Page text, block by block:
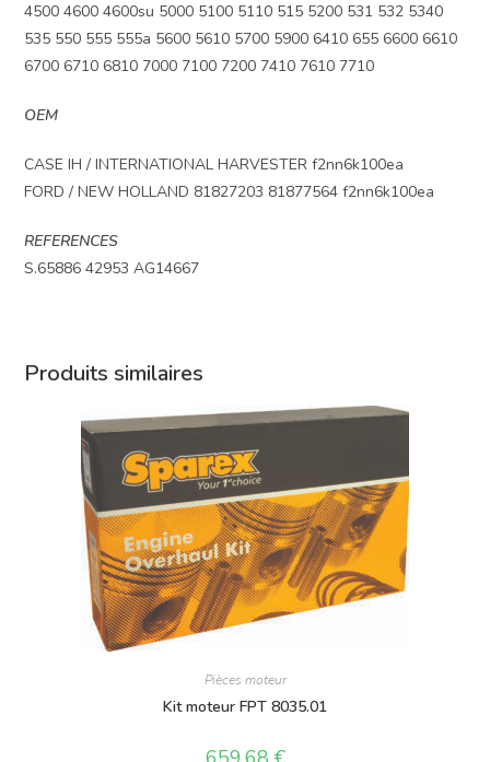
4500 4600 4600su 5000 5100 5110 515 5200 531 532 5340
535 550 555 555a 5600 5610 5700 5900 6410 655 6600 6610
6700 6710 6810 7000 7100 7200 7410 7610 7710
OEM
CASE IH / INTERNATIONAL HARVESTER f2nn6k100ea
FORD / NEW HOLLAND 81827203 81877564 f2nn6k100ea
REFERENCES
S.65886 42953 AG14667
Produits similaires
Pièces moteur
Kit moteur FPT 8035.01